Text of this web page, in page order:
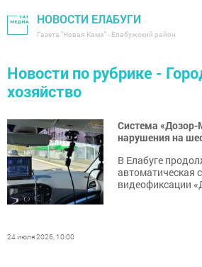
НОВОСТИ ЕЛАБУГИ
Газета "Новая Кама" - Елабужский район
Новости по рубрике -
хозяйство
Система «Дозор-
нарушения на
В Елабуге
автоматическая
видеофиксации
24 июля 2026, 10:00